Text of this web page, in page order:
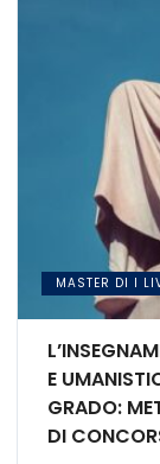
MASTER DI I
E
GRADO:
DI